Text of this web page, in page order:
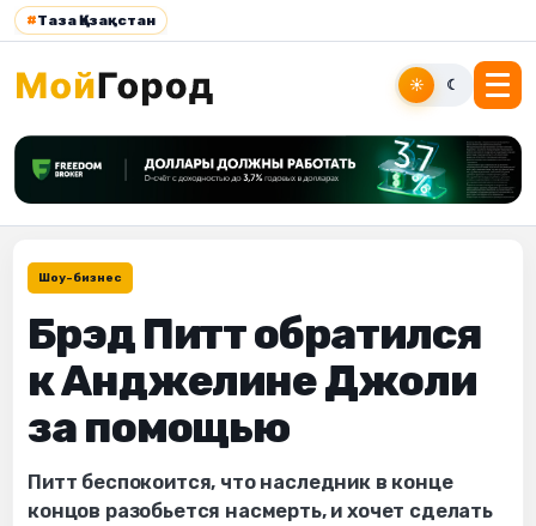
#Таза Қазақстан
☀ ☾
Шоу-бизнес
Брэд Питт обратился
к Анджелине Джоли
за помощью
Питт беспокоится, что наследник в конце
концов разобьется насмерть, и хочет сделать